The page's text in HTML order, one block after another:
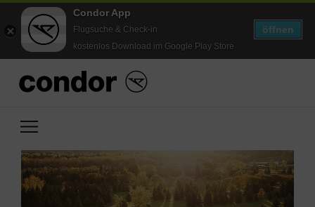
Condor App
Flugsuche & Check-in
kostenlos Download im Google Play Store
öffnen